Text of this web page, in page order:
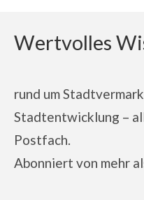
Wertvolles
rund um
Stadtentwicklung –
Postfach.
Abonniert von mehr